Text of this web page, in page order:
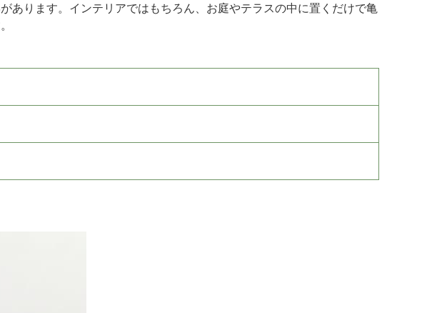
あります。インテリアではもちろん、お庭やテラスの中に置くだけで亀